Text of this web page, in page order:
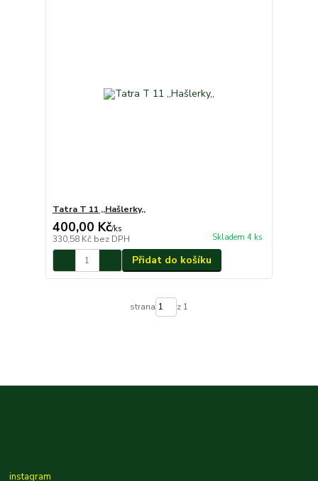
Tatra T 11 ,,Hašlerky,,
400,00 Kč/ks
330,58 Kč bez DPH Skladem 4 ks
Přidat do košíku
strana z 1
instagram